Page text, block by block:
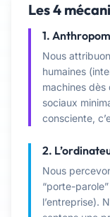
Les 4
1.
Nous
humaines
machines dès
sociaux
consciente,
2.
Nous
“porte-
l’entreprise).